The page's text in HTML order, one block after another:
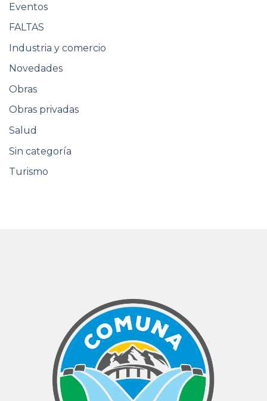
Eventos
FALTAS
Industria y comercio
Novedades
Obras
Obras privadas
Salud
Sin categoría
Turismo